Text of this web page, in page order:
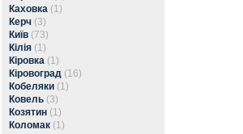
Каховка (1)
Керч (3)
Київ (73)
Кілія (1)
Кіровка (1)
Кіровоград (16)
Кобеляки (1)
Ковель (3)
Козятин (1)
Коломак (1)